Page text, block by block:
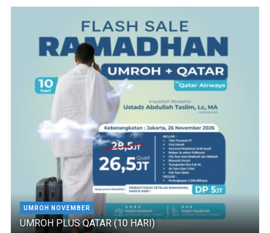
UMROH NOVEMBER
UMROH PLUS QATAR (10 HARI)